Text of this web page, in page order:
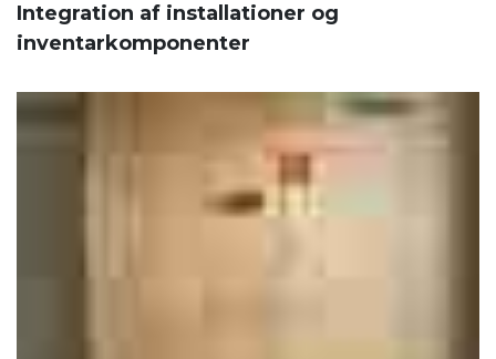
Integration af installationer og
inventarkomponenter